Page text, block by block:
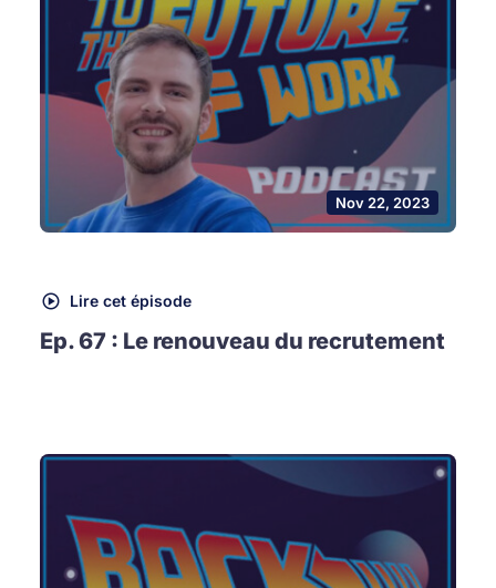
Nov 22, 2023
Lire cet épisode
Ep. 67 : Le renouveau du recrutement